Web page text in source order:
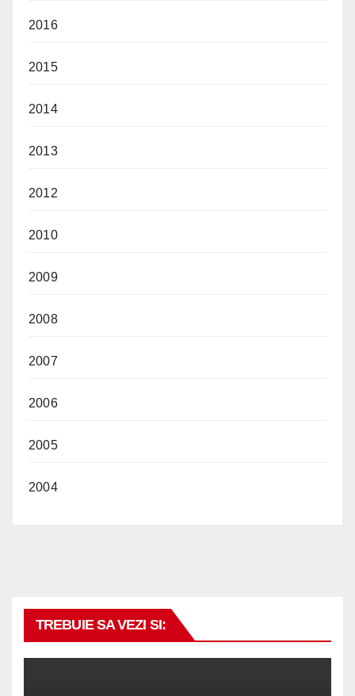
2016
2015
2014
2013
2012
2010
2009
2008
2007
2006
2005
2004
TREBUIE SA VEZI SI: